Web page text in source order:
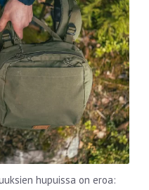
hupuissa on eroa: